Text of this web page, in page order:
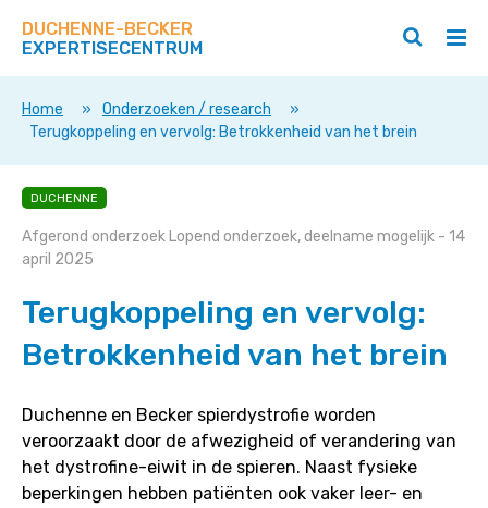
direct
op
deze
DUCHENNE-BECKER
EXPERTISECENTRUM
/
Zoeken
/
Home » Onderzoeken / research
»
Terugkoppeling en vervolg: Betrokkenheid van het brein
Terugkoppeling
en
vervolg:
van
het
brein
DUCHENNE
Afgerond onderzoek Lopend onderzoek, deelname mogelijk - 14
april 2025
Terugkoppeling en vervolg:
Betrokkenheid van het brein
Duchenne en Becker spierdystrofie worden
veroorzaakt door de afwezigheid of verandering van
het dystrofine-eiwit in de spieren. Naast fysieke
beperkingen hebben patiënten ook vaker leer- en